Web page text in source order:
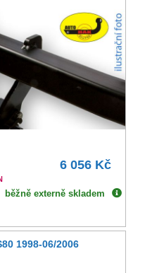
6 056 Kč
běžně externě skladem
1998-06/2006